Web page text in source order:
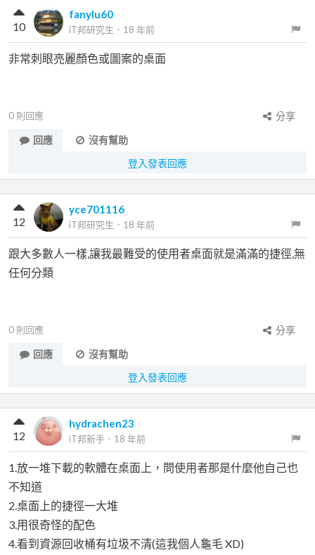
fanylu60
iT邦研究生 ． 18 年前
10
非常刺眼亮麗顏色或圖案的桌面
0 則回應
分享
回應
沒有幫助
登入發表回應
yce701116
iT邦研究生 ． 18 年前
12
跟大多數人一樣,讓我最難受的使用者桌面就是滿滿的捷徑,無
任何分類
0 則回應
分享
回應
沒有幫助
登入發表回應
hydrachen23
iT邦新手 ． 18 年前
12
1.放一堆下載的軟體在桌面上，問使用者那是什麼他自己也
不知道
2.桌面上的捷徑一大堆
3.用很奇怪的配色
4.看到資源回收桶有垃圾不清(這我個人龜毛 XD)